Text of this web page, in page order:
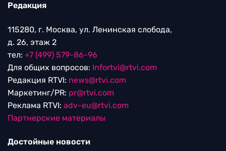
Редакция
115280, г. Москва, ул. Ленинская слобода,
д. 26, этаж 2
тел: +7 (499) 579-86-96
Для общих вопросов: Infortvi@rtvi.com
Редакция RTVI: news@rtvi.com
Маркетинг/PR: pr@rtvi.com
Реклама RTVI: adv-eu@rtvi.com
Партнерские материалы
Достойные новости